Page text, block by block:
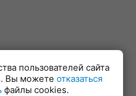
пользователей сайта
Вы можете отказаться
файлы cookies.